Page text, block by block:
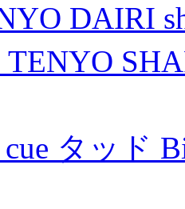
DAIRI
タッド